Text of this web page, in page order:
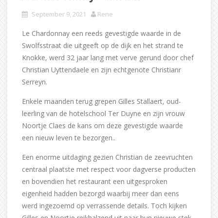
September 9, 2021 Rene
Le Chardonnay een reeds gevestigde waarde in de
Swolfsstraat die uitgeeft op de dijk en het strand te
Knokke, werd 32 jaar lang met verve gerund door chef
Christian Uyttendaele en zijn echtgenote Christianr
Serreyn.
Enkele maanden terug grepen Gilles Stallaert, oud-
leerling van de hotelschool Ter Duyne en zijn vrouw
Noortje Claes de kans om deze gevestigde waarde
een nieuw leven te bezorgen..
Een enorme uitdaging gezien Christian de zeevruchten
centraal plaatste met respect voor dagverse producten
en bovendien het restaurant een uitgesproken
eigenheid hadden bezorgd waarbij meer dan eens
werd ingezoemd op verrassende details. Toch kijken